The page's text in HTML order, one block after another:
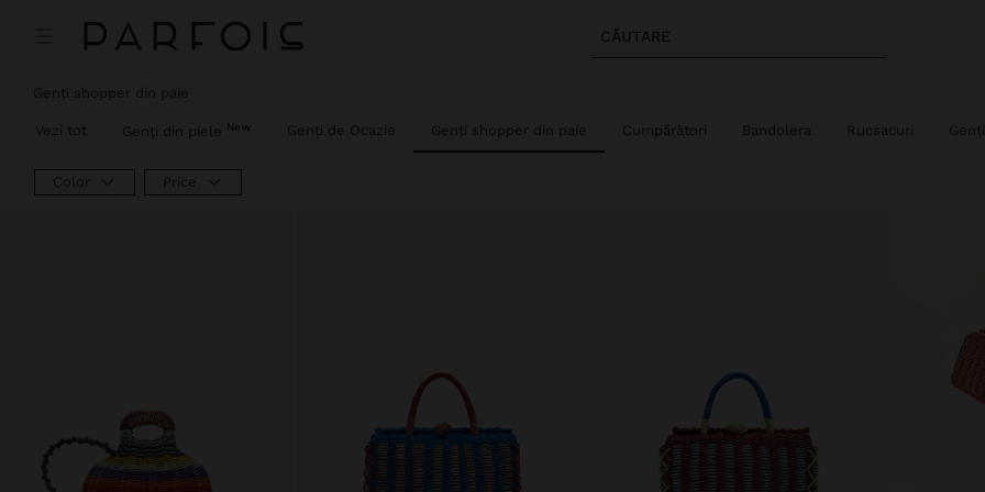
CĂUTARE
Genți shopper din paie
Vezi tot Genți din piele New Genți de Ocazie Genți shopper din paie Cumpărători Bandolera Rucsacuri
Color Price